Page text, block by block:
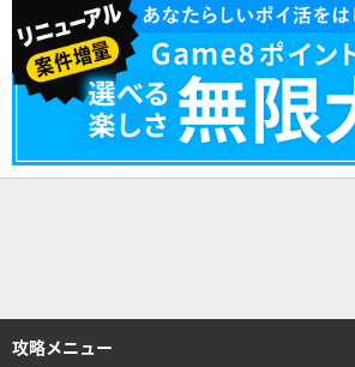
攻略メニュー